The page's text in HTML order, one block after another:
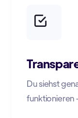
Du siehst
funktionieren